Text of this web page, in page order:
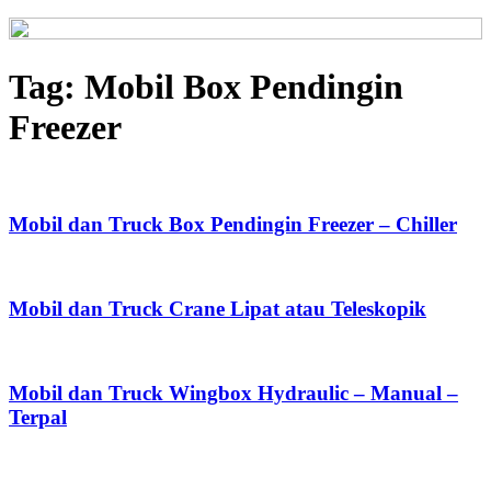
Tag: Mobil Box Pendingin
Freezer
Mobil dan Truck Box Pendingin Freezer – Chiller
Mobil dan Truck Crane Lipat atau Teleskopik
Mobil dan Truck Wingbox Hydraulic – Manual –
Terpal